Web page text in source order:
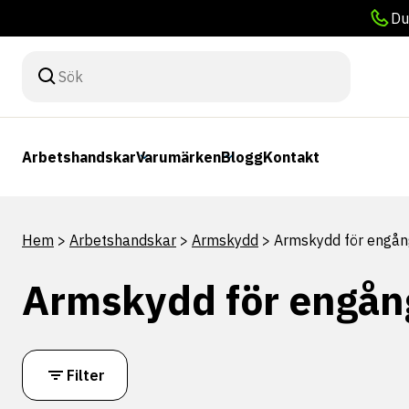
ArbetshandskarVarumärkenBloggKontakt
Hem > Arbetshandskar > Armskydd > Armskydd för
Armskydd för
Filter